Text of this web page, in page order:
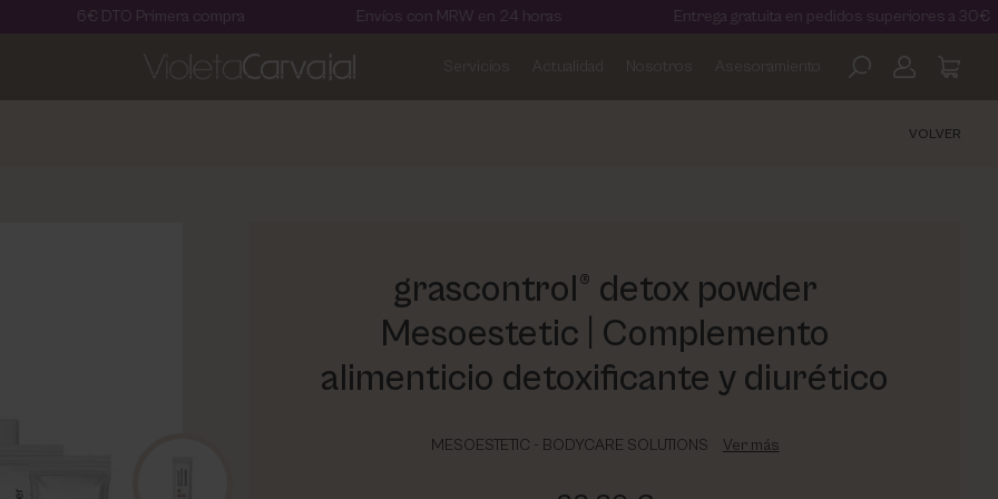
6€ DTO Primera compra Envíos con MRW en 24 horas Entrega gratuita en pedidos superiores a 30€
Servicios Actualidad Nosotros Asesoramiento
VOLVER
grascontrol® detox powder
Mesoestetic | Complemento
alimenticio detoxificante y diurético
MESOESTETIC - BODYCARE SOLUTIONS Ver más